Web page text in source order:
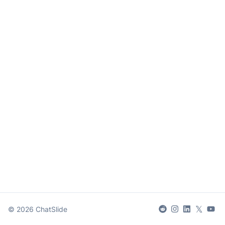
© 2026 ChatSlide 𝕏